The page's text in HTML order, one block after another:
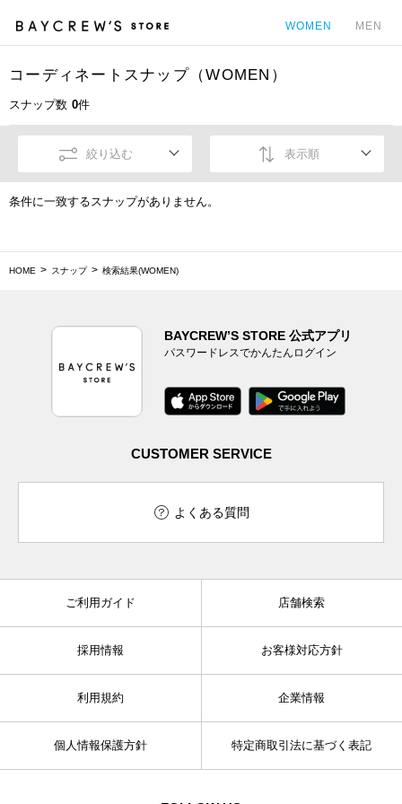
WOMEN MEN
コーディネートスナップ（WOMEN）
スナップ数 0件
絞り込む 表示順
条件に一致するスナップがありません。
HOME スナップ 検索結果(WOMEN)
BAYCREW’S STORE 公式アプリ
パスワードレスでかんたんログイン
CUSTOMER SERVICE
よくある質問
ご利用ガイド 店舗検索
採用情報 お客様対応方針
利用規約 企業情報
個人情報保護方針 特定商取引法に基づく表記